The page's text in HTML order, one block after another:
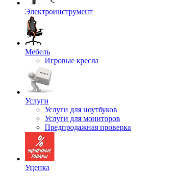
Электроинструмент
Мебель
Игровые кресла
Услуги
Услуги для ноутбуков
Услуги для мониторов
Предпродажная проверка
Уценка